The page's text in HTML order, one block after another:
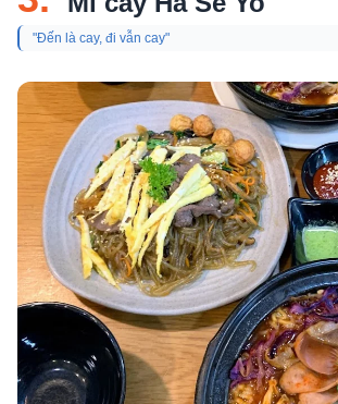
"Đến là cay, đi vẫn cay"